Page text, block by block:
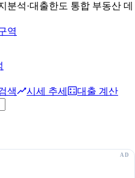
분석·대출한도 통합 부동산 데
역
색 시세 추세
대출 계산